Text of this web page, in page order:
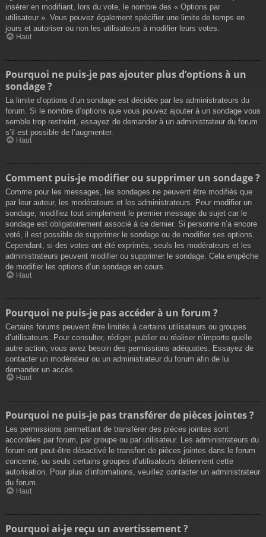
insérer en modifiant, lors du vote, le nombre des « Options par
utilisateur ». Vous pouvez également spécifier une limite de temps en
jours et autoriser ou non les utilisateurs à modifier leurs votes.
Haut
Pourquoi ne puis-je pas ajouter plus d’options à un
sondage ?
La limite d’options d’un sondage est décidée par les administrateurs du
forum. Si le nombre d’options que vous pouvez ajouter à un sondage vous
semble trop restreint, essayez de demander à un administrateur du forum
s’il est possible de l’augmenter.
Haut
Comment puis-je modifier ou supprimer un sondage ?
Comme pour les messages, les sondages ne peuvent être modifiés que
par leur auteur, les modérateurs et les administrateurs. Pour modifier un
sondage, modifiez tout simplement le premier message du sujet car le
sondage est obligatoirement associé à ce dernier. Si personne n’a encore
voté, il est possible de supprimer le sondage ou de modifier ses options.
Cependant, si des votes ont été exprimés, seuls les modérateurs et les
administrateurs peuvent modifier ou supprimer le sondage. Cela empêche
de modifier les options d’un sondage en cours.
Haut
Pourquoi ne puis-je pas accéder à un forum ?
Certains forums peuvent être limités à certains utilisateurs ou groupes
d’utilisateurs. Pour consulter, rédiger, publier ou réaliser n’importe quelle
autre action, vous avez besoin des permissions adéquates. Essayez de
contacter un modérateur ou un administrateur du forum afin de lui
demander un accès.
Haut
Pourquoi ne puis-je pas transférer de pièces jointes ?
Les permissions permettant de transférer des pièces jointes sont
accordées par forum, par groupe ou par utilisateur. Les administrateurs du
forum ont peut-être désactivé le transfert de pièces jointes dans le forum
concerné, ou seuls certains groupes d’utilisateurs détiennent cette
autorisation. Pour plus d’informations, veuillez contacter un administrateur
du forum.
Haut
Pourquoi ai-je reçu un avertissement ?